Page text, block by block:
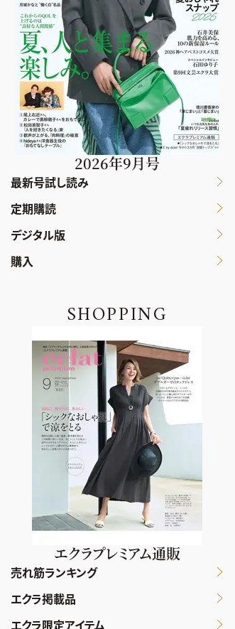
2026年9月号
最新号試し読み
定期購読
デジタル版
購入
SHOPPING
エクラプレミアム通販
売れ筋ランキング
エクラ掲載品
エクラ限定アイテム